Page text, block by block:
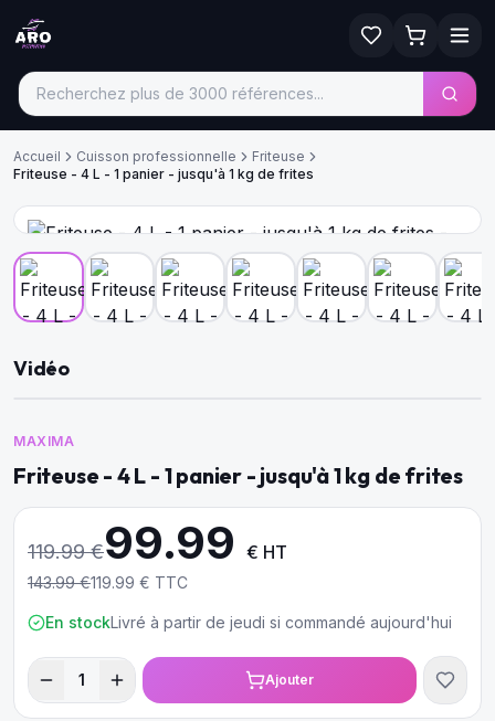
Accueil Cuisson professionnelle
Friteuse
Friteuse - 4 L - 1 panier - jusqu'à 1 kg de frites
Vidéo
MAXIMA
Friteuse - 4 L - 1 panier - jusqu'à 1 kg de frites
119.99€99.99 € HT
143.99€119.99 € TTC
En stockLivré à partir de jeudi si commandé aujourd'hui
1 Ajouter